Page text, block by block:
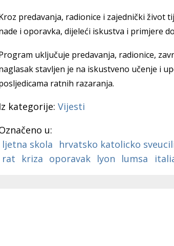
predavanja, radionice i zajednički život
i oporavka, dijeleći iskustva i primjere
uključuje predavanja, radionice,
stavljen je na iskustveno učenje i
ratnih razaranja.
Iz kategorije: Vijesti
u:
ljetna skola
hrvatsko katolicko
rat
kriza oporavak lyon lumsa